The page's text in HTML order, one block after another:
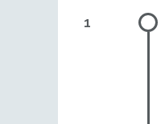
1